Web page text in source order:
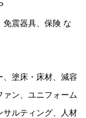
免震器具、保険 な
塗床・床材、減容
ン、ユニフォーム
サルティング、人材